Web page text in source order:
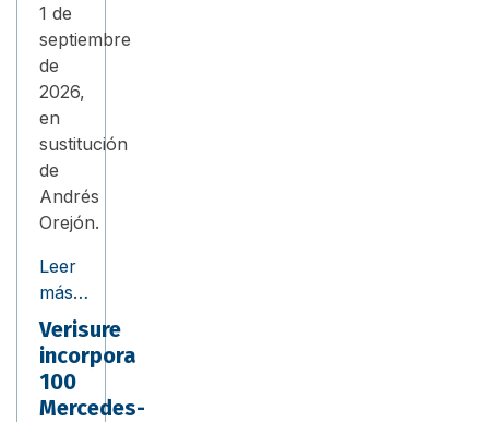
1 de
septiembre
de
2026,
en
sustitución
de
Andrés
Orejón.
Leer
más…
Verisure
incorpora
100
Mercedes-